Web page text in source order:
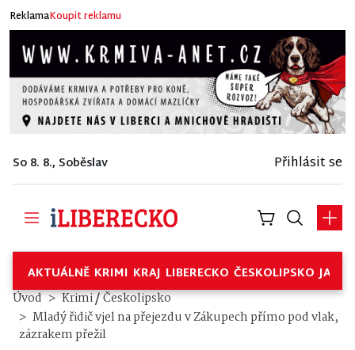
ReklamaKoupit reklamu
So 8. 8., Soběslav Přihlásit se
AKTUÁLNĚ KRIMI KRAJ LIBERECKO ČESKOLIPSKO
Úvod Krimi/Českolipsko
Mladý řidič vjel na přejezdu v Zákupech přímo pod vlak,
zázrakem přežil